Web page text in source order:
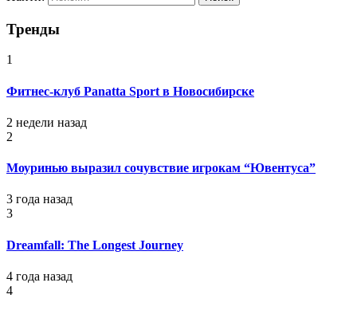
Тренды
1
Фитнес-клуб Panatta Sport в Новосибирске
2 недели назад
2
Моуринью выразил сочувствие игрокам “Ювентуса”
3 года назад
3
Dreamfall: The Longest Journey
4 года назад
4